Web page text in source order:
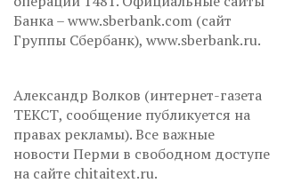
Банка – www.sberbank.com (сайт
Группы Сбербанк), www.sberbank.ru.
Александр Волков (интернет-газета
ТЕКСТ, сообщение публикуется на
правах рекламы). Все важные
новости Перми в свободном доступе
на сайте chitaitext.ru.